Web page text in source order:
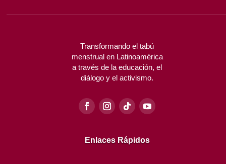
Transformando el tabú
menstrual en Latinoamérica
a través de la educación, el
diálogo y el activismo.
Enlaces Rápidos